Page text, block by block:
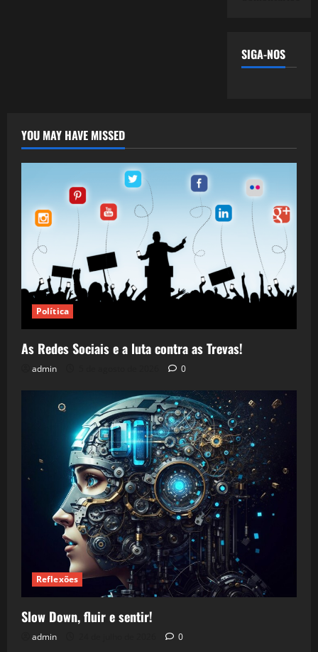
SIGA-NOS
YOU MAY HAVE MISSED
Política
As Redes Sociais e a luta contra as Trevas!
admin 0
Reflexões
Slow Down, fluir e sentir!
admin 0